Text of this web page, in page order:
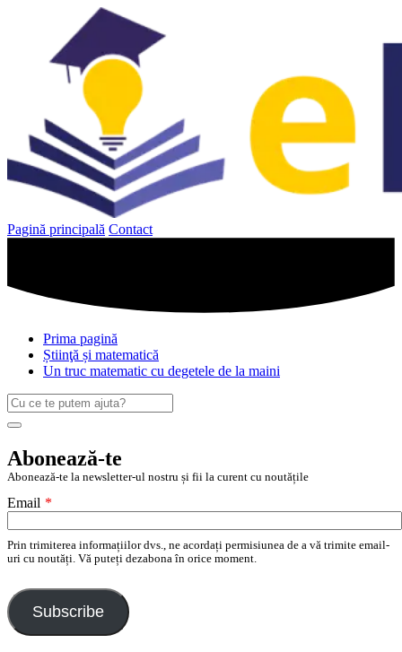
Pagină principală Contact
Prima pagină
Știinţă și matematică
Un truc matematic cu degetele de la maini
Caută
după:
Search
Abonează-te
Abonează-te la newsletter-ul nostru și fii la curent cu noutățile
Email *
Prin trimiterea informațiilor dvs., ne acordați permisiunea de a vă trimite email-
uri cu noutăți. Vă puteți dezabona în orice moment.
Subscribe